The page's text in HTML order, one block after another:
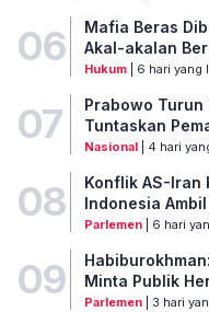
06
Mafia Beras
Akal-akalan
Hukum| 6 hari yang
07
Prabowo Turun
Tuntaskan
Nasional| 4 hari
08
Konflik AS-Iran
Indonesia
Parlemen| 6 hari
09
Minta Publik
Parlemen| 3 hari